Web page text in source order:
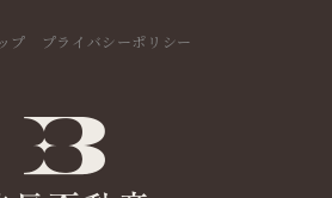
プ プライバシーポリシー